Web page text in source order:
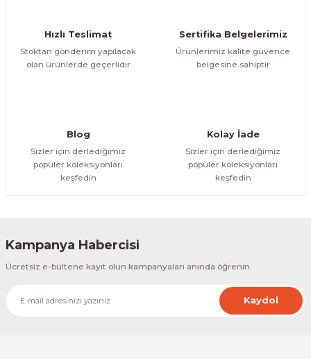
Bu ürüne benzer farklı alternatifler olmalı.
Hızlı Teslimat
Stoktan gönderim yapılacak
olan ürünlerde geçerlidir
Sertifika Belgelerimiz
Ürünlerimiz kalite güvence
belgesine sahiptir
Blog
Sizler için derlediğimiz
popüler koleksiyonları
keşfedin
Kolay İade
Sizler için derlediğimiz
popüler koleksiyonları
keşfedin
Kampanya Habercisi
Ücretsiz e-bültene kayıt olun kampanyaları anında öğrenin.
Kaydol